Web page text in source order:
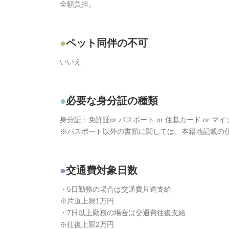
全額負担。
ペット同伴の不可
いいえ
必要な身分証の種類
身分証：免許証or パスポート or 住基カード or マイ
※パスポート以外の書類に関しては、本籍地記載の
交通費対象日数
・5日勤務の場合は交通費片道支給
※片道上限1万円
・7日以上勤務の場合は交通費往復支給
※往復上限2万円